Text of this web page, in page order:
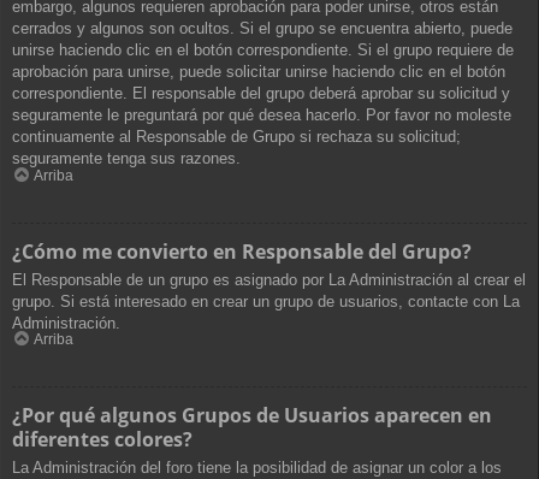
embargo, algunos requieren aprobación para poder unirse, otros están
cerrados y algunos son ocultos. Si el grupo se encuentra abierto, puede
unirse haciendo clic en el botón correspondiente. Si el grupo requiere de
aprobación para unirse, puede solicitar unirse haciendo clic en el botón
correspondiente. El responsable del grupo deberá aprobar su solicitud y
seguramente le preguntará por qué desea hacerlo. Por favor no moleste
continuamente al Responsable de Grupo si rechaza su solicitud;
seguramente tenga sus razones.
Arriba
¿Cómo me convierto en Responsable del Grupo?
El Responsable de un grupo es asignado por La Administración al crear el
grupo. Si está interesado en crear un grupo de usuarios, contacte con La
Administración.
Arriba
¿Por qué algunos Grupos de Usuarios aparecen en
diferentes colores?
La Administración del foro tiene la posibilidad de asignar un color a los